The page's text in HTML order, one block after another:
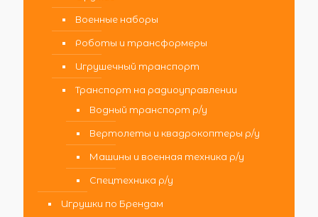
Военные наборы
Роботы и трансформеры
Игрушечный транспорт
Транспорт на радиоуправлении
Водный транспорт р/у
Вертолеты и квадрокоптеры р/у
Машины и военная техника р/у
Спецтехника р/у
Игрушки по Брендам